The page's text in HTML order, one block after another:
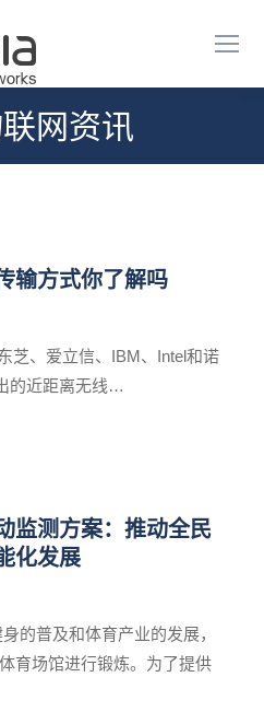
网资讯
这里：
输方式你了解吗
芝、爱立信、IBM、Intel和诺
的近距离无线…
监测方案：推动全民
化发展
的普及和体育产业的发展，
育场馆进行锻炼。为了提供